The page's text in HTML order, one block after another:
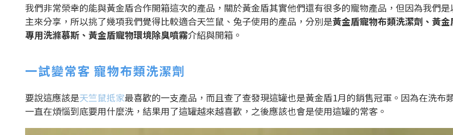
我們非常榮幸的能與黃金盾合作開箱這次的產品，關於黃金盾其實他們還有很多的寵物產品，但因為我們是
主來分享，所以挑了幾項我們覺得比較適合天竺鼠、兔子使用的產品，分別是黃金盾寵物布類洗潔劑、黃
專用洗滌慕斯、黃金盾寵物環境除臭噴霧介紹與開箱。
一試變常客 寵物布類洗潔劑
要說這應該是天竺鼠抵家最喜歡的一支產品，而且查了查發現這罐也是黃金盾1月的銷售冠軍。因為在洗布
一直在煩惱到底要用什麼洗，結果用了這罐越來越喜歡，之後應該也會是使用這罐的常客。